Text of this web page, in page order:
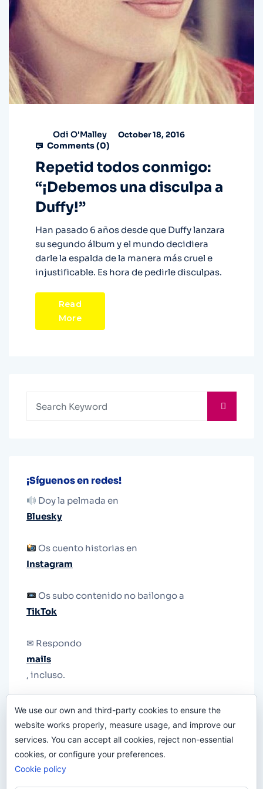
Odi O'Malley October 18, 2016
Comments (0)
Repetid todos conmigo:
“¡Debemos una disculpa a
Duffy!”
Han pasado 6 años desde que Duffy lanzara
su segundo álbum y el mundo decidiera
darle la espalda de la manera más cruel e
injustificable. Es hora de pedirle disculpas.
Read
More
¡Síguenos en redes!
Doy la pelmada en
Bluesky
Os cuento historias en
Instagram
Os subo contenido no bailongo a
TikTok
✉ Respondo
mails
, incluso.
le quiten el teléfono.
We use our own and third-party cookies to ensure the
website works properly, measure usage, and improve our
services. You can accept all cookies, reject non-essential
cookies, or configure your preferences.
Cookie policy